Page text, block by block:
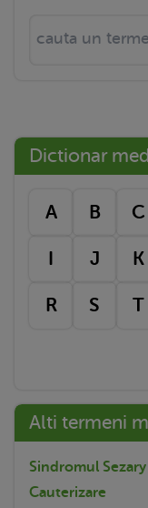
Dictionar
A B C
I J K
R S T
Alti termeni
Sindromul Sezary
Cauterizare